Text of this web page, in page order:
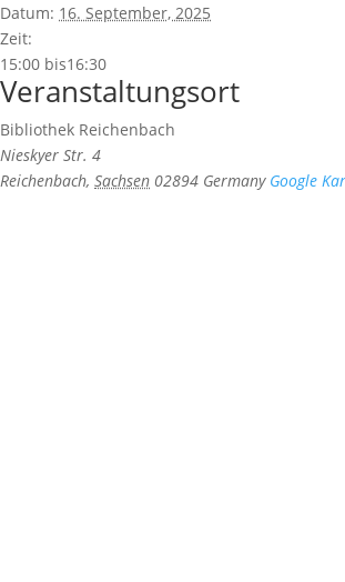
Datum: 16. September, 2025
Zeit:
15:00 bis16:30
Veranstaltungsort
Bibliothek Reichenbach
Nieskyer Str. 4
Reichenbach, Sachsen 02894 Germany Google